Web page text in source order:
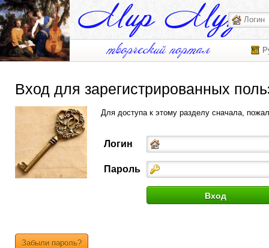
Вход для зарегистрированных
Для доступа к этому разделу сначала,
Логин
Пароль
Забыли пароль?